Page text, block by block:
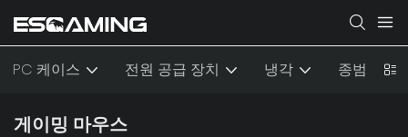
PC 케이스 전원 공급 장치 냉각 종범
게이밍 마우스